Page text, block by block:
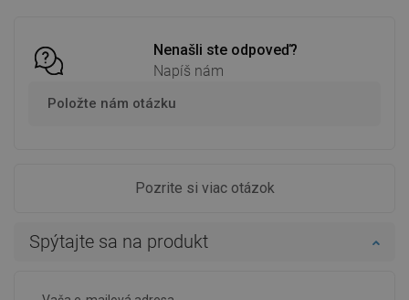
Nenašli ste odpoveď?
Napíš nám
Položte nám otázku
Pozrite si viac otázok
Spýtajte sa na produkt